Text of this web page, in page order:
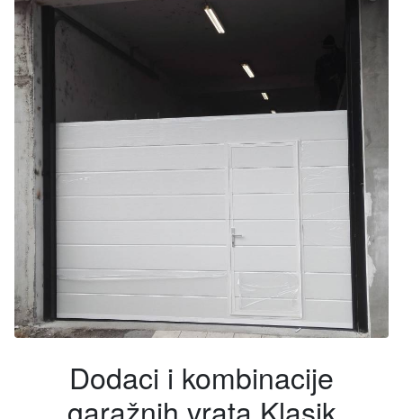
Dodaci i kombinacije
garažnih vrata Klasik